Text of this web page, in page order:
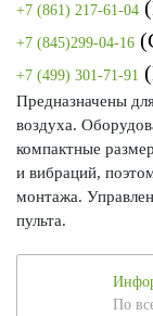
+7 (861) 217-61-04
+7 (845)299-04-16
+7 (499) 301-71-91
Предназначены
воздуха.
компактные
и вибраций,
монтажа.
пульта.
По